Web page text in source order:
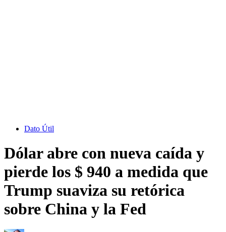
Dato Útil
Dólar abre con nueva caída y
pierde los $ 940 a medida que
Trump suaviza su retórica
sobre China y la Fed